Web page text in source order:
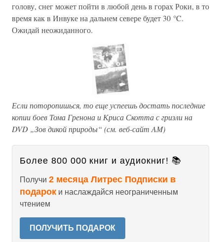
голову, снег может пойти в любой день в горах Роки, в то
время как в Инвуке на дальнем севере будет 30 °C.
Ожидай неожиданного.
Если поторопишься, то еще успеешь достать последние
копии боев Тома Гренона и Криса Скотта с гризли на
DVD „Зов дикой природы“ (см. веб-сайт AM)
Более 800 000 книг и аудиокниг! 📚
Получи 2 месяца Литрес Подписки в
подарок и наслаждайся неограниченным
чтением
ПОЛУЧИТЬ ПОДАРОК